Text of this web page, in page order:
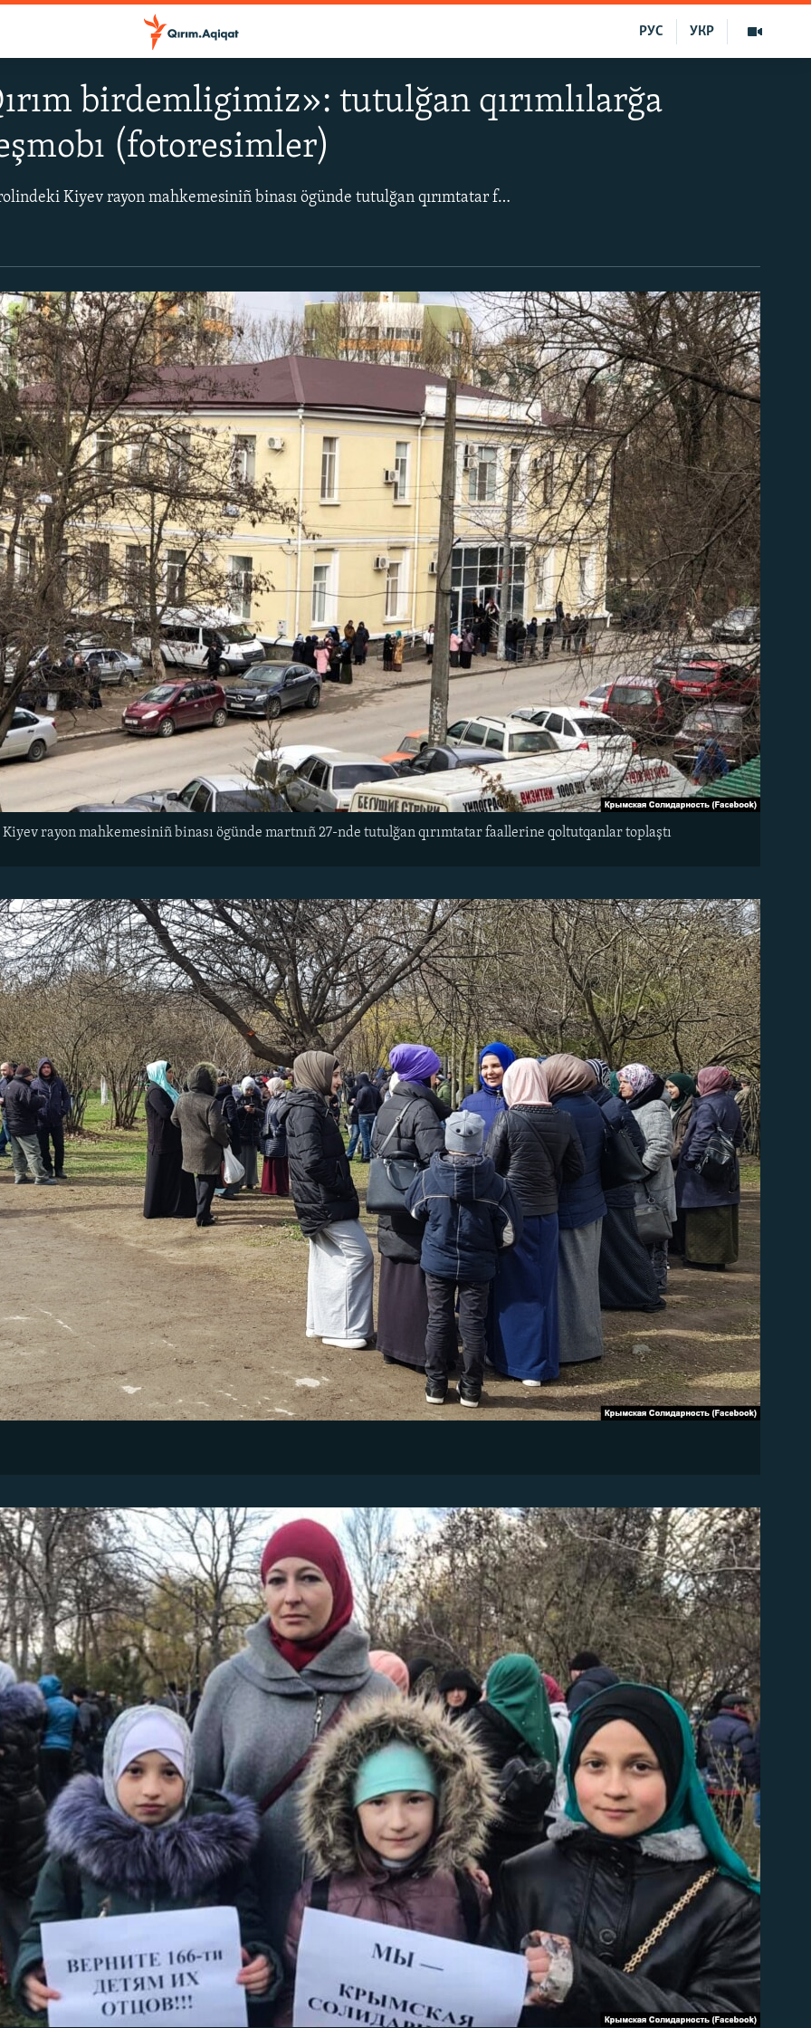
УКР
РУС
birdemligimiz»: tutulğan qırımlılarğa
(fotoresimler)
Aqmescitte Rusiye kontrolindeki Kiyev rayon mahkemesiniñ binası ögünde tutulğan qırımtatar faallerine qoltutmağa kelgen insanlar toplaştı. Bu aqta «Qırım birdemligi» cemaat birleşmesi bildire.
rayon mahkemesiniñ binası ögünde martnıñ 27-nde tutulğan qırımtatar faallerine qoltutqanlar toplaştı